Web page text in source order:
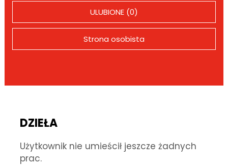
ULUBIONE (0)
Strona osobista
DZIEŁA
Użytkownik nie umieścił jeszcze żadnych
prac.